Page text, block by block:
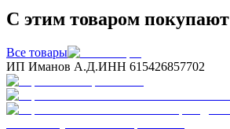
С этим товаром покупают
Все товары
ИП Иманов А.Д.ИНН 615426857702